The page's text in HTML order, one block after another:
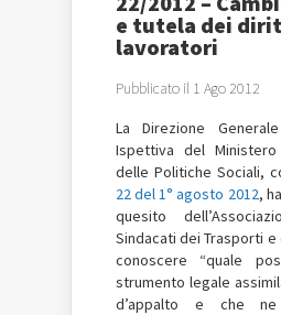
e tutela dei
lavoratori
Pubblicato il 1 Ago 2012
La Direzione
Ispettiva del
delle Politiche Sociali,
22 del 1° agosto 2012,
quesito
Sindacati dei Trasporti
conoscere “quale
strumento legale
d’appalto e che